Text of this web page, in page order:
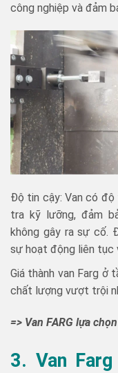
công nghiệp và đảm
Độ tin cậy: Van có
tra kỹ lưỡng, đảm
không gây ra sự cố.
sự hoạt động liên tục
Giá thành van Farg ở
chất lượng vượt trội
=> Van FARG lựa
3. Van